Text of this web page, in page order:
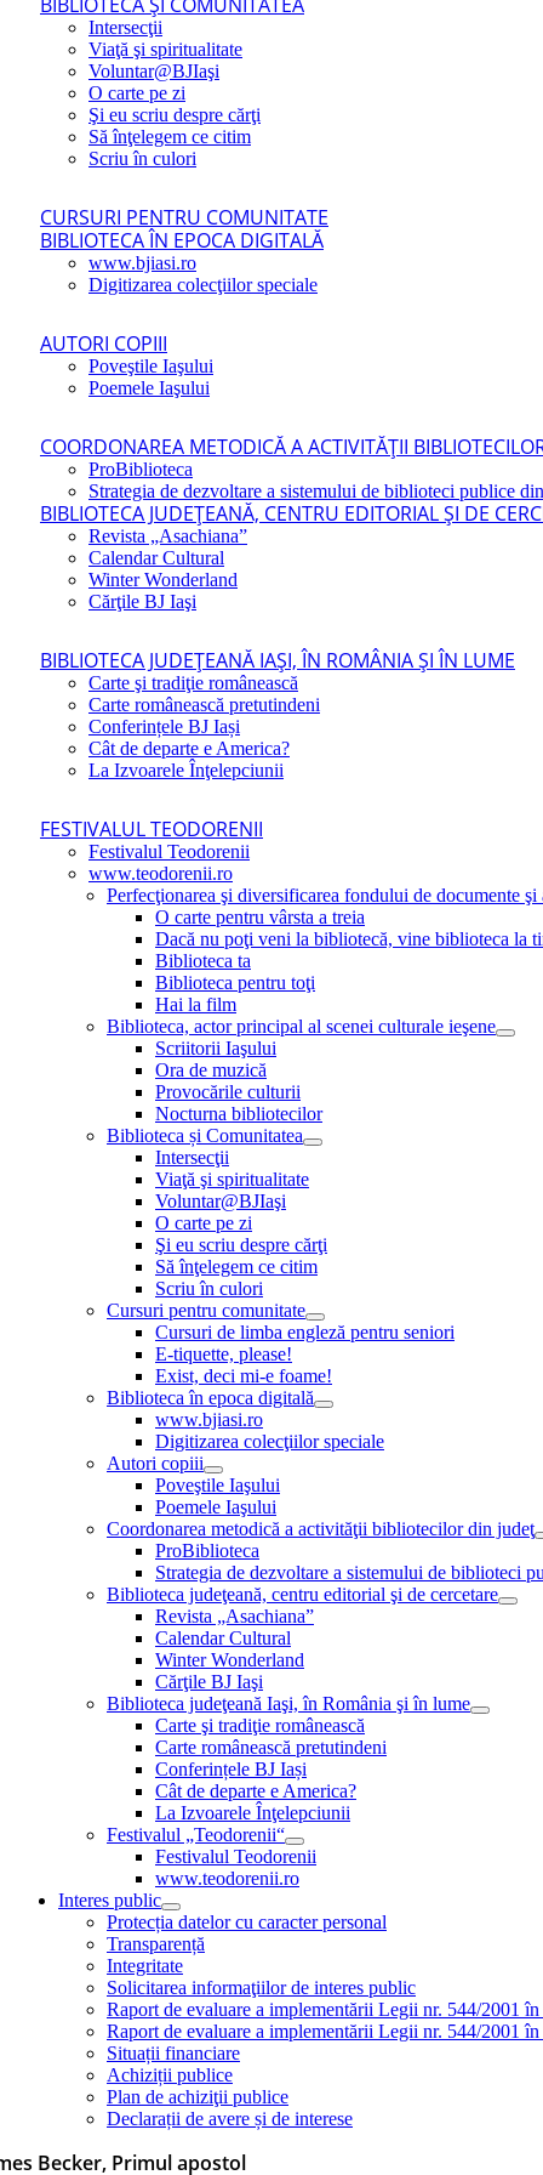
Intersecţii
Viaţă şi spiritualitate
Voluntar@BJIaşi
O carte pe zi
Şi eu scriu despre cărţi
Să înţelegem ce citim
Scriu în culori
CURSURI PENTRU COMUNITATE
BIBLIOTECA ÎN EPOCA DIGITALĂ
www.bjiasi.ro
Digitizarea colecţiilor speciale
AUTORI COPIII
Poveştile Iaşului
Poemele Iaşului
COORDONAREA METODICĂ A ACTIVITĂŢII
ProBiblioteca
Strategia de dezvoltare a sistemului de biblioteci publice
BIBLIOTECA JUDEŢEANĂ, CENTRU EDITORIAL ŞI DE
Revista „Asachiana”
Calendar Cultural
Winter Wonderland
Cărţile BJ Iaşi
BIBLIOTECA JUDEŢEANĂ IAŞI, ÎN ROMÂNIA ŞI ÎN LUME
Carte şi tradiţie românească
Carte românească pretutindeni
Conferințele BJ Iași
Cât de departe e America?
La Izvoarele Înţelepciunii
FESTIVALUL TEODORENII
Festivalul Teodorenii
www.teodorenii.ro
Perfecţionarea şi diversificarea fondului de documente
O carte pentru vârsta a treia
Dacă nu poţi veni la bibliotecă, vine biblioteca la
Biblioteca ta
Biblioteca pentru toţi
Hai la film
Biblioteca, actor principal al scenei culturale ieşene
Scriitorii Iaşului
Ora de muzică
Provocările culturii
Nocturna bibliotecilor
Biblioteca și Comunitatea
Intersecţii
Viaţă şi spiritualitate
Voluntar@BJIaşi
O carte pe zi
Şi eu scriu despre cărţi
Să înţelegem ce citim
Scriu în culori
Cursuri pentru comunitate
Cursuri de limba engleză pentru seniori
E-tiquette, please!
Exist, deci mi-e foame!
Biblioteca în epoca digitală
www.bjiasi.ro
Digitizarea colecţiilor speciale
Autori copiii
Poveştile Iaşului
Poemele Iaşului
Coordonarea metodică a activităţii bibliotecilor din judeţ
ProBiblioteca
Strategia de dezvoltare a sistemului de biblioteci
Biblioteca judeţeană, centru editorial şi de cercetare
Revista „Asachiana”
Calendar Cultural
Winter Wonderland
Cărţile BJ Iaşi
Biblioteca judeţeană Iaşi, în România şi în lume
Carte şi tradiţie românească
Carte românească pretutindeni
Conferințele BJ Iași
Cât de departe e America?
La Izvoarele Înţelepciunii
Festivalul „Teodorenii“
Festivalul Teodorenii
www.teodorenii.ro
Interes public
Protecția datelor cu caracter personal
Transparență
Integritate
Solicitarea informaţiilor de interes public
Raport de evaluare a implementării Legii nr. 544/2001
Raport de evaluare a implementării Legii nr. 544/2001
Situații financiare
Achiziții publice
Plan de achiziţii publice
Declarații de avere și de interese
Becker, Primul apostol